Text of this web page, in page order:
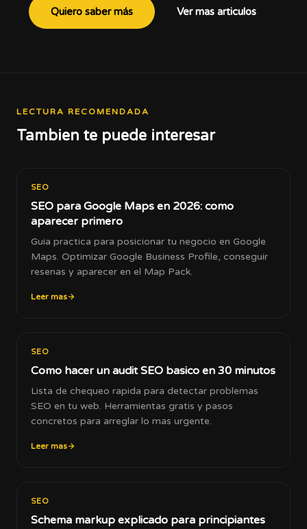
Quiero saber más Ver mas articulos
LECTURA RECOMENDADA
Tambien te puede interesar
SEO
SEO para Google Maps en 2026: como
aparecer primero
Guia practica para posicionar tu negocio en Google
Maps. Optimizar Google Business Profile, conseguir
resenas y aparecer en el Map Pack.
Leer mas
SEO
Como hacer un audit SEO basico en 30 minutos
Lista de chequeo rapida para detectar problemas
SEO en tu web. Herramientas gratis y pasos
concretos para arreglar lo mas urgente.
Leer mas
SEO
Schema markup explicado para principiantes